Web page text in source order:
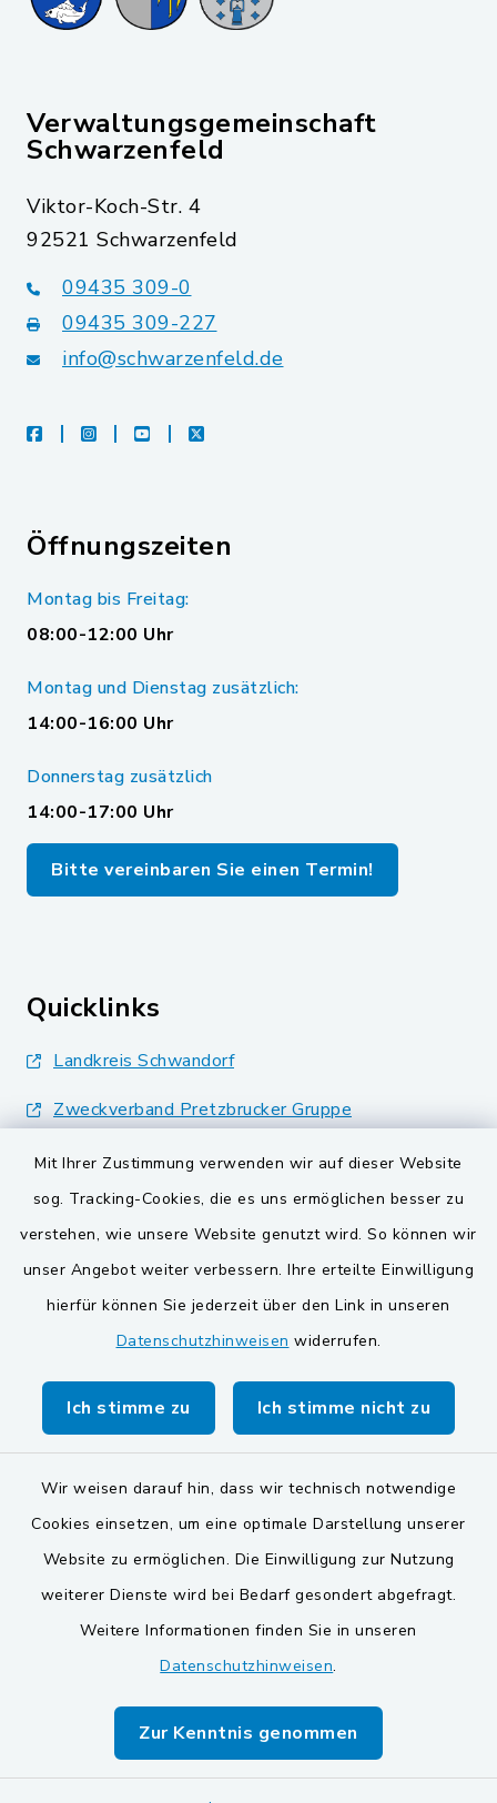
Mit Ihrer Zustimmung verwenden wir auf dieser Website
sog. Tracking-Cookies, die es uns ermöglichen besser zu
verstehen, wie unsere Website genutzt wird. So können wir
unser Angebot weiter verbessern. Ihre erteilte Einwilligung
hierfür können Sie jederzeit über den Link in unseren
Datenschutzhinweisen widerrufen.
Ich stimme zu Ich stimme nicht zu
Wir weisen darauf hin, dass wir technisch notwendige
Cookies einsetzen, um eine optimale Darstellung unserer
Website zu ermöglichen. Die Einwilligung zur Nutzung
weiterer Dienste wird bei Bedarf gesondert abgefragt.
Weitere Informationen finden Sie in unseren
Datenschutzhinweisen.
Zur Kenntnis genommen
Verwaltungsgemeinschaft
Schwarzenfeld
Viktor-Koch-Str. 4
92521 Schwarzenfeld
09435 309-0
09435 309-227
info@schwarzenfeld.de
facebookinstagramyoutubeX
Öffnungszeiten
Montag bis Freitag:
08:00-12:00 Uhr
Montag und Dienstag zusätzlich:
14:00-16:00 Uhr
Donnerstag zusätzlich
14:00-17:00 Uhr
Bitte vereinbaren Sie einen Termin!
Quicklinks
Landkreis Schwandorf
Zweckverband Pretzbrucker Gruppe
BayernPortal
Gemeinden der
Verwaltungsgemeinschaft
Gemeinde Schwarzach bei Nabburg
Markt Schwarzenfeld
Gemeinde Stulln
Barrierefreiheit